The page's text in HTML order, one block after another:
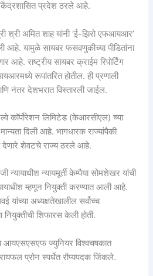
केंद्रशासित प्रदेश ठरले आहे.
श्री अमित शाह यांनी ‘ई-झिरो एफआयआर’
आहे. यामुळे सायबर फसवणुकीच्या पीडितांना
राष्ट्रीय सायबर क्राईम रिपोर्टिंग
रूपांतरित होतील. ही प्रणाली
नंतर देशभरात विस्तारली जाईल.
कॉर्पोरेशन लिमिटेड (केआरसीएल) च्या
दिली आहे. भागधारक राज्यांपैकी
देणारे शेवटचे राज्य ठरले आहे.
न्यायाधीश न्यायमूर्ती केम्पैया सोमशेखर यांची
म्हणून नियुक्ती करण्यात आली आहे.
यांच्या अध्यक्षतेखालील सर्वोच्च
नियुक्तीची शिफारस केली होती.
आयएसएसएफ ज्युनियर विश्वचषकात
प्रोन स्पर्धेत रौप्यपदक जिंकले.